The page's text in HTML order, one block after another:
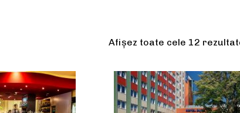
Afișez toate cele 12